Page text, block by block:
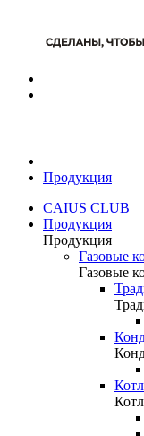
Продукция
CAIUS CLUB
Продукция
Продукция
Газовые
Газовые